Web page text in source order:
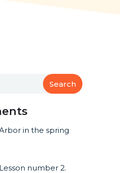
Search
in the spring
Lesson number 2.